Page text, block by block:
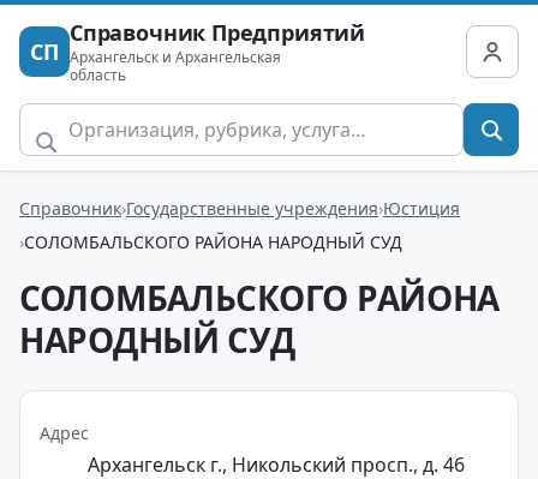
СП
Справочник Предприятий
Архангельск и Архангельская
область
Справочник Государственные учреждения Юстиция
СОЛОМБАЛЬСКОГО РАЙОНА НАРОДНЫЙ СУД
СОЛОМБАЛЬСКОГО РАЙОНА
НАРОДНЫЙ СУД
Адрес
Архангельск г., Никольский просп., д. 46